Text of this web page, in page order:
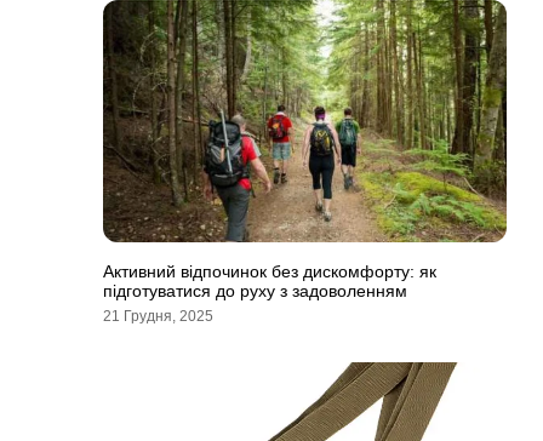
Активний відпочинок без дискомфорту: як
підготуватися до руху з задоволенням
21 Грудня, 2025